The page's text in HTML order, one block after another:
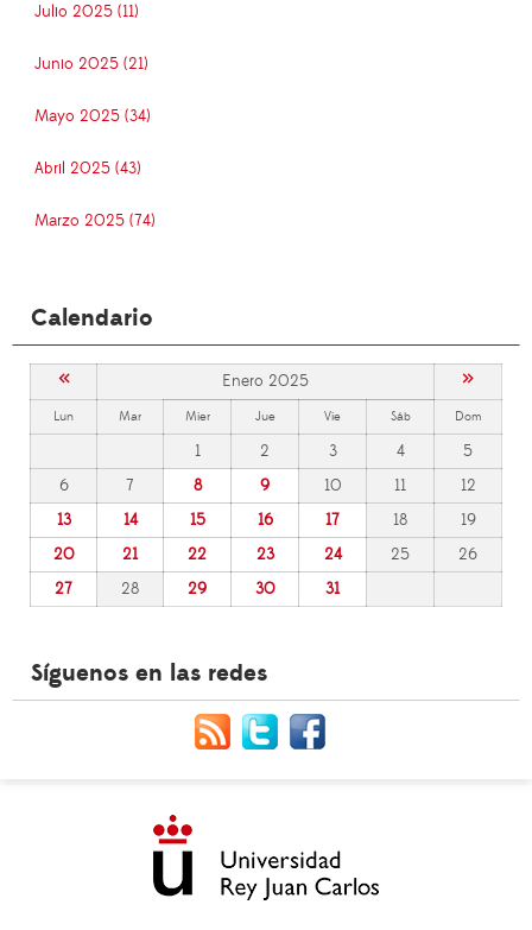
Julio 2025 (11)
Junio 2025 (21)
Mayo 2025 (34)
Abril 2025 (43)
Marzo 2025 (74)
Calendario
« Enero 2025 »
Lun Mar Mier Jue Vie Sáb Dom
1 2 3 4
5
6
7 8 9 10 11
12
13
14 15 16 17 18
19
20
21 22 23 24 25
26
27
28 29 30 31
Síguenos en las redes